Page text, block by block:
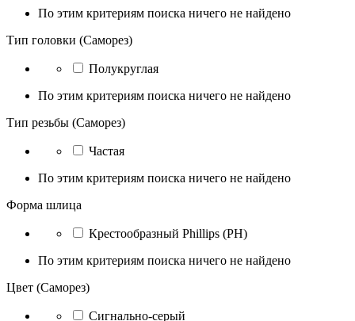
По этим критериям поиска ничего не найдено
Тип головки (Саморез)
Полукруглая
По этим критериям поиска ничего не найдено
Тип резьбы (Саморез)
Частая
По этим критериям поиска ничего не найдено
Форма шлица
Крестообразный Phillips (PH)
По этим критериям поиска ничего не найдено
Цвет (Саморез)
Сигнально-серый